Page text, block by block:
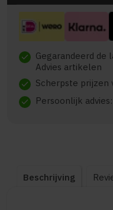
check Gegarandeerd de
Advies artikelen
check Scherpste prijzen
check Persoonlijk
Beschrijving